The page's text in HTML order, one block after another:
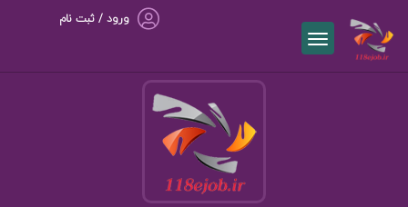
ورود / ثبت نام